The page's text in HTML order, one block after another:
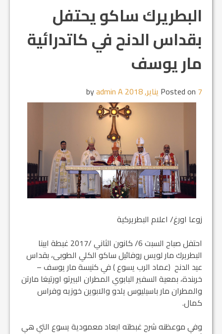
البطريرك ساكو يحتفل
بقداس الدنح في كاتدرائية
مار يوسف
Posted on 7 يناير, 2018 admin A
زوعا اورغ/ اعلام البطريركية
احتفل صباح السبت 6/ كانون الثاني /2017 غبطة ابينا
البطريرك مار لويس روفائيل ساكو الكلي الطوبى، بقداس
عيد الدنح (عماد الرب يسوع ) في كنيسة مار يوسف –
خربندة، بمعية السفير البابوي المطران البيرتو اورتيغا مارتن
والمطران مار باسيليوس يلدو والابوين خوزيه وفراس
كمال.
وفي موعظنه شرح غبطته ابعاد معمودية يسوع التي هي